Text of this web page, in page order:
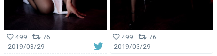
499
76
2019/03/29
499
76
2019/03/29